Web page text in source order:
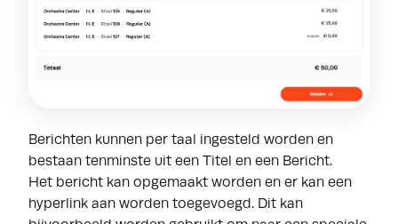
Berichten kunnen per taal ingesteld worden en
bestaan tenminste uit een Titel en een Bericht.
Het bericht kan opgemaakt worden en er kan een
hyperlink aan worden toegevoegd. Dit kan